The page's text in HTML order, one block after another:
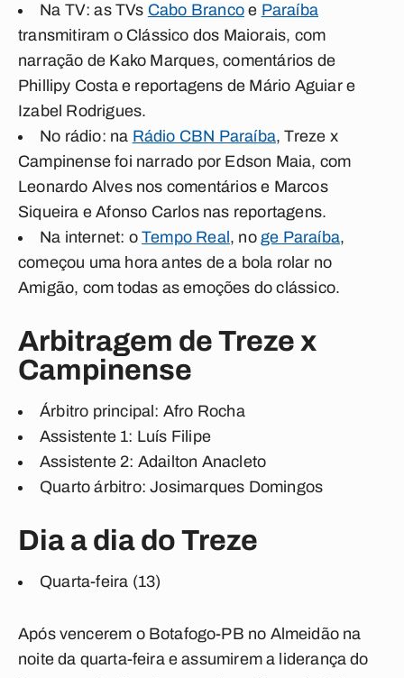
Na TV: as TVs Cabo Branco e Paraíba
transmitiram o Clássico dos Maiorais, com
narração de Kako Marques, comentários de
Phillipy Costae reportagens de Mário Aguiare
Izabel Rodrigues.
No rádio: na Rádio CBN Paraíba, Treze x
Campinense foi narrado por Edson Maia, com
Leonardo Alves nos comentários e Marcos
Siqueira eAfonso Carlos nas reportagens.
Na internet: oTempo Real , noge Paraíba,
começou uma hora antes de a bola rolar no
Amigão, com todas as emoções do clássico.
Arbitragem de Treze x
Campinense
Árbitro principal: Afro Rocha
Assistente 1: Luís Filipe
Assistente 2: Adailton Anacleto
Quarto árbitro:Josimarques Domingos
Dia a dia do Treze
Quarta-feira (13)
Após vencerem o Botafogo-PB no Almeidão na
noite da quarta-feira e assumirem a liderança do